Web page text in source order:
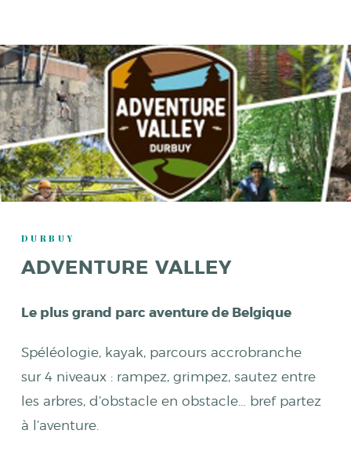
DURBUY
ADVENTURE VALLEY
Le plus grand parc aventure de Belgique
Spéléologie, kayak, parcours accrobranche
sur 4 niveaux : rampez, grimpez, sautez entre
les arbres, d’obstacle en obstacle… bref partez
à l’aventure.